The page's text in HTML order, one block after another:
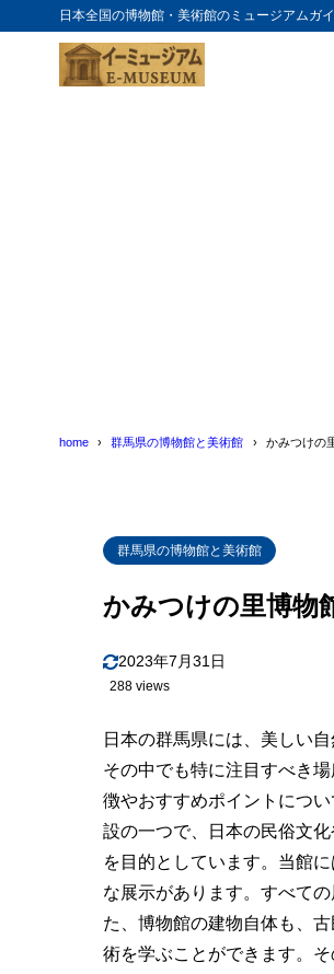
日本全国の博物館・美術館のミュージアムガ
home 群馬県の博物館と美術館 かみつけの
群馬県の博物館と美術館
かみつけの里博物
2023年7月31日
288 views
日本の群馬県には、美しい
その中でも特に注目すべき
徴やおすすめポイントにつ
設の一つで、日本の民俗文
を目的としています。当館
な展示があります。すべて
た、博物館の建物自体も、
術を学ぶことができます。